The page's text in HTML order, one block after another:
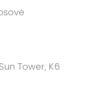
Tower, K6